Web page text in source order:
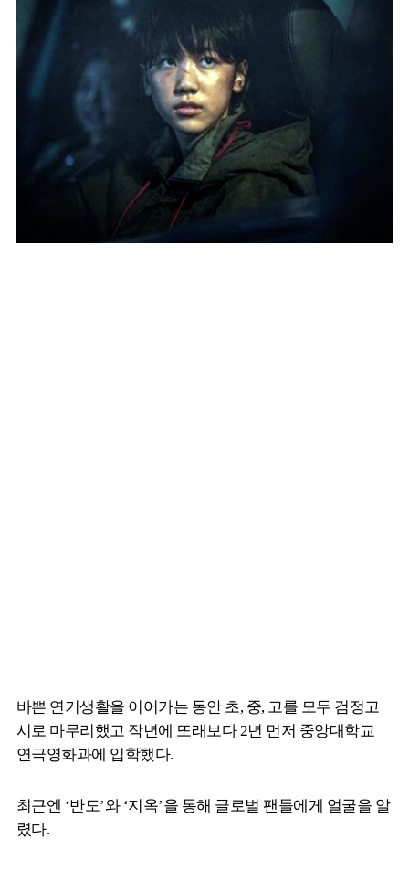
바쁜 연기생활을 이어가는 동안 초, 중, 고를 모두 검정고
시로 마무리했고 작년에 또래보다 2년 먼저 중앙대학교
연극영화과에 입학했다.
최근엔 ‘반도’와 ‘지옥’을 통해 글로벌 팬들에게 얼굴을 알
렸다.